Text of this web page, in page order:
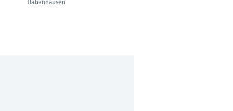
Babenhausen